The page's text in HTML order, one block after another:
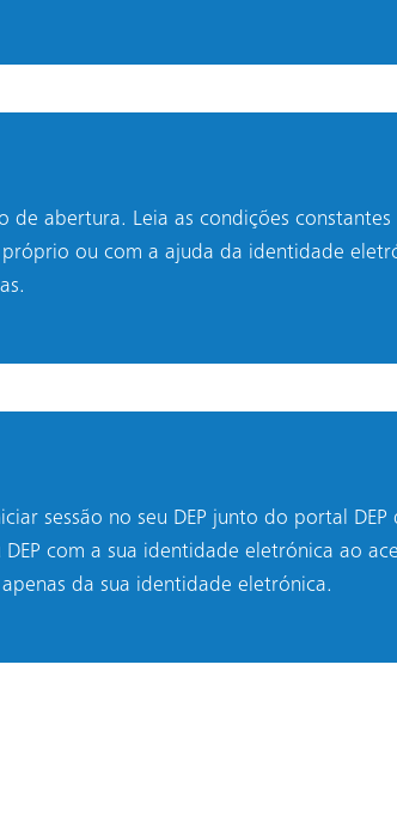
abertura. Leia as condições
ou com a ajuda da identidade
sessão no seu DEP junto do portal
com a sua identidade eletrónica ao
da sua identidade eletrónica.